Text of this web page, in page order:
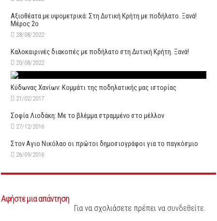
Αξιοθέατα με υψομετρικά: Στη Δυτική Κρήτη με ποδήλατο. Ξανά!
Μέρος 2o
28/08/2022
Καλοκαιρινές διακοπές με ποδήλατο στη Δυτική Κρήτη. Ξανά!
20/08/2022
Κύδωνας Χανίων: Κομμάτι της ποδηλατικής μας ιστορίας
21/02/2017
Σοφία Λιοδάκη: Με το βλέμμα στραμμένο στο μέλλον
27/12/2016
Στον Αγιο Νικόλαο οι πρώτοι δημοσιογράφοι για το παγκόσμιο
26/09/2016
Αφήστε μια απάντηση
Για να σχολιάσετε πρέπει να συνδεθείτε